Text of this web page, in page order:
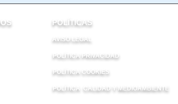
POLÍTICAS
AVISO LEGAL
POLÍTICA PRIVACIDAD
POLÍTICA COOKIES
POLÍTICA CALIDAD Y MEDIOAMBIENTE